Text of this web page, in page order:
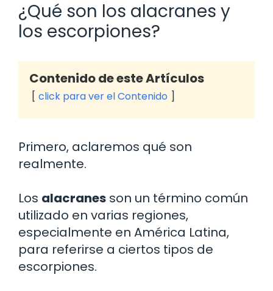
¿Qué son los alacranes y
los escorpiones?
Contenido de este Artículos
click para ver el Contenido
Primero, aclaremos qué son
realmente.
Los alacranes son un término común
utilizado en varias regiones,
especialmente en América Latina,
para referirse a ciertos tipos de
escorpiones.